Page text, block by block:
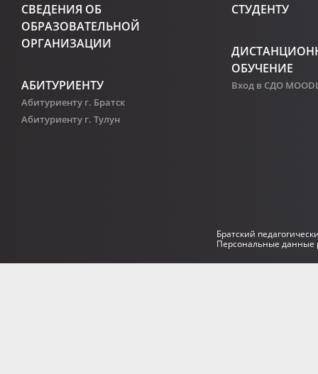
СВЕДЕНИЯ ОБ
ОБРАЗОВАТЕЛЬНОЙ
ОРГАНИЗАЦИИ
АБИТУРИЕНТУ
Абитуриенту г. Братск
Абитуриенту г. Тулун
СТУДЕНТУ
ОБУЧЕНИЕ
Вход в СДО
Братский
Персональные данные